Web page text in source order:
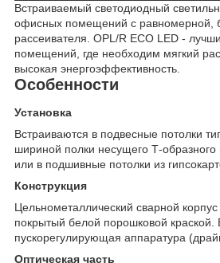
Встраиваемый светодиодный
офисных помещений с равномерной,
рассеивателя. OPL/R ECO LED -
помещений, где необходим мягкий
высокая энергоэффективность.
Особенности
Установка
Встраиваются в подвесные потолки
шириной полки несущего Т-
или в подшивные потолки из
Конструкция
Цельнометаллический сварной корпус
покрытый белой порошковой краской.
пускорегулирующая аппаратура
Оптическая часть